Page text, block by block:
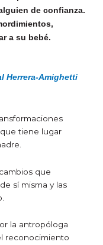
de confianza.
a su bebé.
Herrera-Amighetti
tiene lugar
que
sí misma y las
la antropóloga
reconocimiento